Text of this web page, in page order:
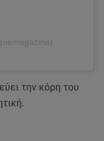
την κόρη του